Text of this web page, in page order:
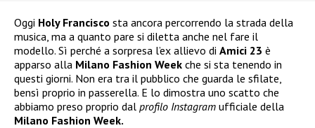
Oggi Holy Francisco sta ancora percorrendo la strada della
musica, ma a quanto pare si diletta anche nel fare il
modello. Sì perché a sorpresa l’ex allievo di Amici 23 è
apparso alla Milano Fashion Week che si sta tenendo in
questi giorni. Non era tra il pubblico che guarda le sfilate,
bensì proprio in passerella. E lo dimostra uno scatto che
abbiamo preso proprio dal profilo Instagram ufficiale della
Milano Fashion Week.